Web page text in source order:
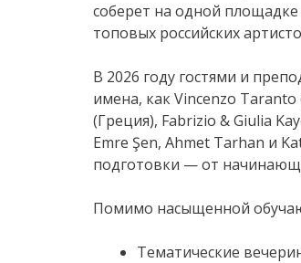
соберет на одной
топовых российских
В 2026 году гостями и
имена, как Vincenzo
(Греция), Fabrizio & Giulia
Emre Şen, Ahmet Tarhan и
подготовки — от
Помимо насыщенной
Тематические